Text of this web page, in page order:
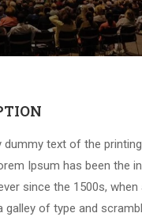
dummy text of the
Ipsum has been the
since the 1500s, when
galley of type and